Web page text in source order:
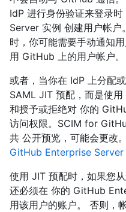
IdP 进行身份验证来登录
Server 实例 创建用户帐
时，你可能需要手动通知
用 GitHub 上的用户帐户。
或者，当你在 IdP 上分配
SAML JIT 预配，而是使
和授予或拒绝对 你的
访问权限。SCIM for
共 公开预览，可能会更改
GitHub Enterprise Server
使用 JIT 预配时，如果您
还必须在 你的 GitHub
用该用户的账户。 否则，